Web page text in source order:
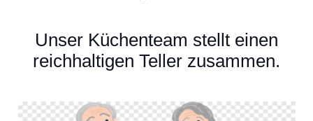
Unser Küchenteam stellt einen
reichhaltigen Teller zusammen.